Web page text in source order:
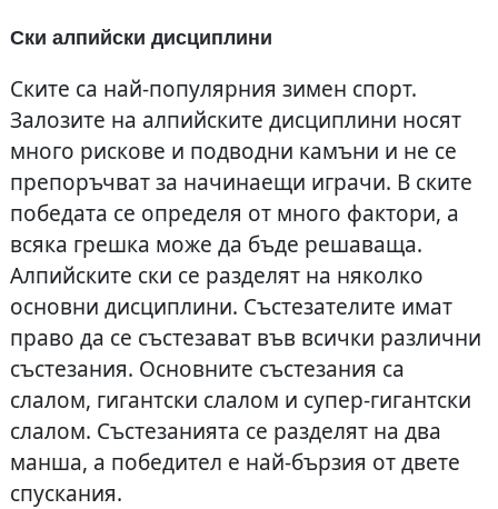
Ски алпийски дисциплини
Ските са най-популярния зимен спорт.
Залозите на алпийските дисциплини носят
много рискове и подводни камъни и не се
препоръчват за начинаещи играчи. В ските
победата се определя от много фактори, а
всяка грешка може да бъде решаваща.
Алпийските ски се разделят на няколко
основни дисциплини. Състезателите имат
право да се състезават във всички различни
състезания. Основните състезания са
слалом, гигантски слалом и супер-гигантски
слалом. Състезанията се разделят на два
манша, а победител е най-бързия от двете
спускания.